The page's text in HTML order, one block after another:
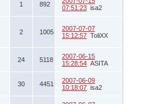
1 892
07:51:23 isa2
2 1005
2007-07-07
15:12:57 ToliXX
24 5118
2007-06-15
15:28:54 ASITA
30 4451
2007-06-09
10:18:07 isa2